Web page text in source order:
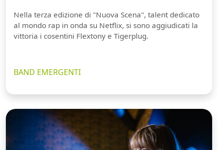
Nella terza edizione di "Nuova Scena", talent dedicato
al mondo rap in onda su Netflix, si sono aggiudicati la
vittoria i cosentini Flextony e Tigerplug.
BAND EMERGENTI